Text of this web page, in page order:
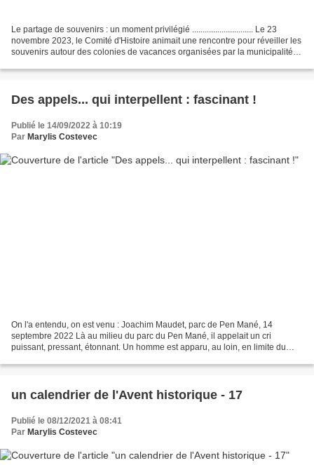
Le partage de souvenirs : un moment privilégié ............................. Le 23
novembre 2023, le Comité d'Histoire animait une rencontre pour réveiller les
souvenirs autour des colonies de vacances organisées par la municipalité
Des appels... qui interpellent : fascinant !
Publié le 14/09/2022 à 10:19
Par Marylis Costevec
On l'a entendu, on est venu : Joachim Maudet, parc de Pen Mané, 14
septembre 2022 Là au milieu du parc du Pen Mané, il appelait un cri
puissant, pressant, étonnant. Un homme est apparu, au loin, en limite du
un calendrier de l'Avent historique - 17
Publié le 08/12/2021 à 08:41
Par Marylis Costevec